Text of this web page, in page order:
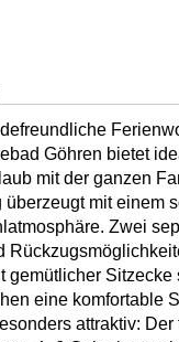
Göhren bietet
mit der ganzen
überzeugt mit einem
Zwei
gemütlicher
eine komfortable
attraktiv: